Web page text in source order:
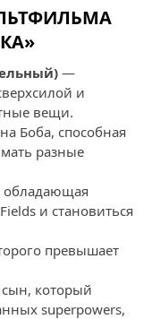
—
и
вещи.
Боба, способная
разные
обладающая
и становиться
превышает
который
superpowers,